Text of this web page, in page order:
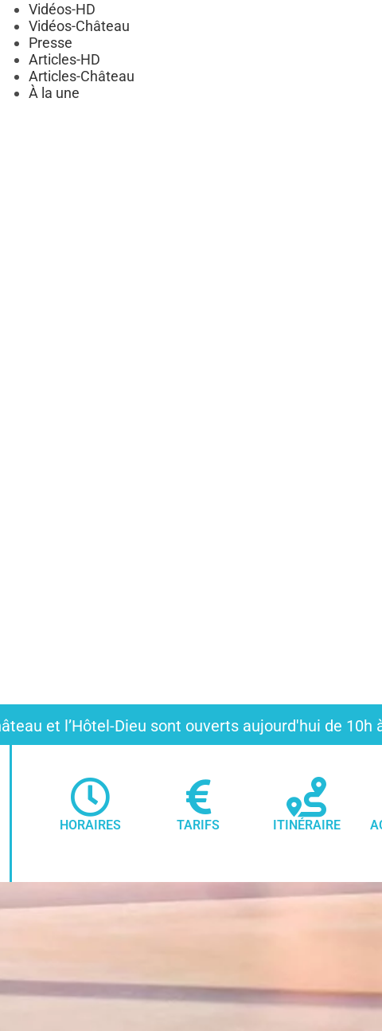
Vidéos-HD
Vidéos-Château
Presse
Articles-HD
Articles-Château
À la une
et l’Hôtel-Dieu sont ouverts aujourd'hui de 10h
HORAIRES TARIFS ITINÉRAIRE